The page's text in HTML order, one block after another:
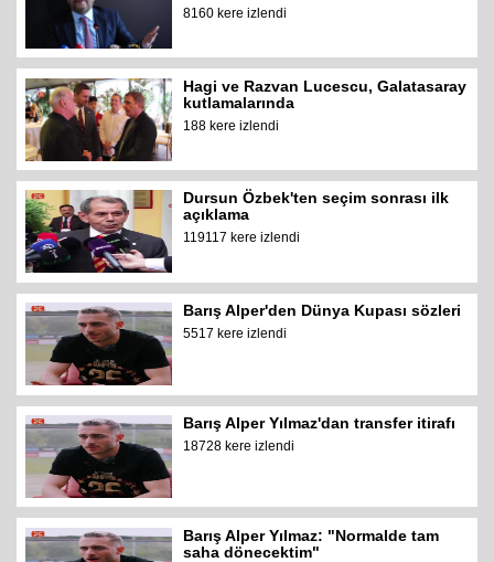
8160 kere izlendi
Hagi ve Razvan Lucescu, Galatasaray
kutlamalarında
188 kere izlendi
Dursun Özbek'ten seçim sonrası ilk
açıklama
119117 kere izlendi
Barış Alper'den Dünya Kupası sözleri
5517 kere izlendi
Barış Alper Yılmaz'dan transfer itirafı
18728 kere izlendi
Barış Alper Yılmaz: "Normalde tam
saha dönecektim"